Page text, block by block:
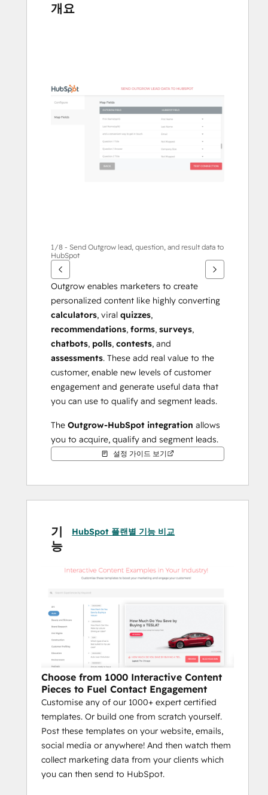
개요
을
보
려
하
십
시
오.
1/8 - Send Outgrow lead, question, and result data to
HubSpot
Outgrow enables marketers to create
calculators, viral quizzes
recommendations, forms, surveys
chatbots, polls, contests
assessments. These add real value to the
customer, enable new levels of customer
engagement and generate useful data that
you can use to qualify and segment leads.
The Outgrow-HubSpot integration allows
you to acquire, qualify and segment leads.
You can then send your leads and all
you can follow up with users in a highly
설정 가이드 보기
기
능
HubSpot 플랜별 기능 비교
Choose from 1000 Interactive Content
Pieces to Fuel Contact Engagement
Customise any of our 1000+ expert certified
templates. Or build one from scratch yourself.
Post these templates on your website, emails,
social media or anywhere! And then watch them
collect marketing data from your clients which
you can then send to HubSpot.